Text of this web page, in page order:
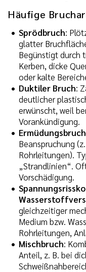
Häufige
Sprödbruch:
glatter
Begünstigt durch
Kerben, dicke
oder kalte
Duktiler Bruch:
deutlicher
erwünscht, weil
Vorankündigung.
Ermüdungsbruch
Beanspruchung
Rohrleitungen).
„Strandlinien“.
Vorschädigung.
gleichzeitiger
Medium bzw.
Rohrleitungen,
Mischbruch:
Anteil, z. B. bei